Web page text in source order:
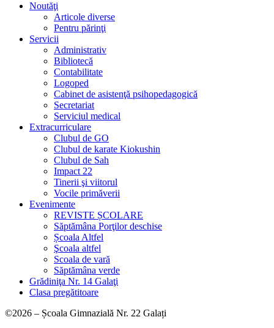
Noutăţi
Articole diverse
Pentru părinţi
Servicii
Administrativ
Bibliotecă
Contabilitate
Logoped
Cabinet de asistenţă psihopedagogică
Secretariat
Serviciul medical
Extracurriculare
Clubul de GO
Clubul de karate Kiokushin
Clubul de Sah
Impact 22
Tinerii şi viitorul
Vocile primăverii
Evenimente
REVISTE ȘCOLARE
Săptămâna Porţilor deschise
Școala Altfel
Şcoala altfel
Scoala de vară
Săptămâna verde
Grădiniţa Nr. 14 Galaţi
Clasa pregătitoare
©2026 – Școala Gimnazială Nr. 22 Galați